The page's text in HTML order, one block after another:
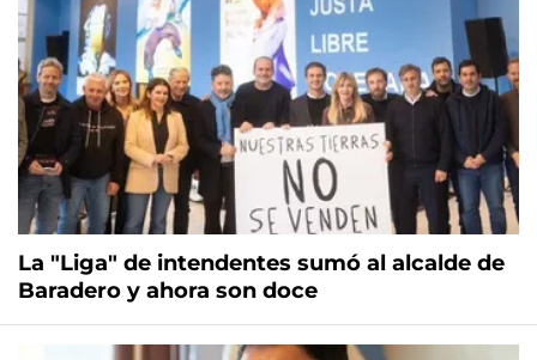
La "Liga" de intendentes sumó al alcalde de
Baradero y ahora son doce